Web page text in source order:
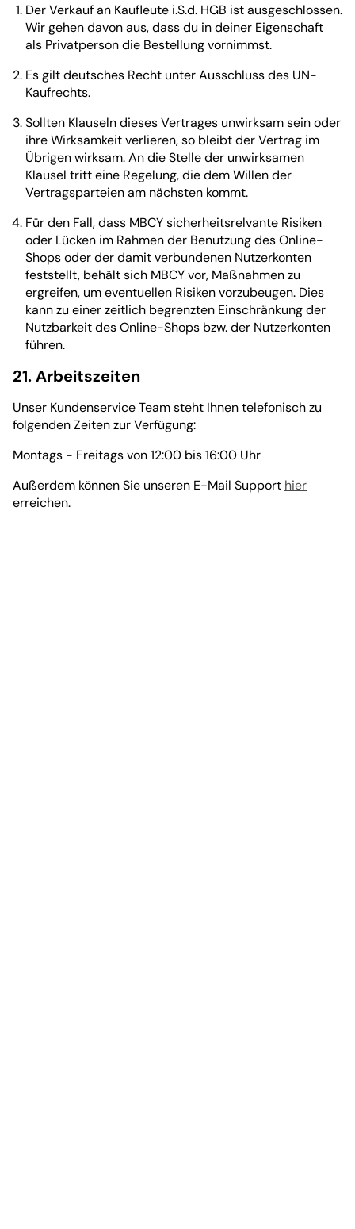
Der Verkauf an Kaufleute i.S.d. HGB ist ausgeschlossen.
Wir gehen davon aus, dass du in deiner Eigenschaft
als Privatperson die Bestellung vornimmst.
Es gilt deutsches Recht unter Ausschluss des UN-
Kaufrechts.
Sollten Klauseln dieses Vertrages unwirksam sein oder
ihre Wirksamkeit verlieren, so bleibt der Vertrag im
Übrigen wirksam. An die Stelle der unwirksamen
Klausel tritt eine Regelung, die dem Willen der
Vertragsparteien am nächsten kommt.
Für den Fall, dass MBCY sicherheitsrelvante Risiken
oder Lücken im Rahmen der Benutzung des Online-
Shops oder der damit verbundenen Nutzerkonten
feststellt, behält sich MBCY vor, Maßnahmen zu
ergreifen, um eventuellen Risiken vorzubeugen. Dies
kann zu einer zeitlich begrenzten Einschränkung der
Nutzbarkeit des Online-Shops bzw. der Nutzerkonten
führen.
21. Arbeitszeiten
Unser Kundenservice Team steht Ihnen telefonisch zu
folgenden Zeiten zur Verfügung:
Montags - Freitags von 12:00 bis 16:00 Uhr
Außerdem können Sie unseren E-Mail Support hier
erreichen.